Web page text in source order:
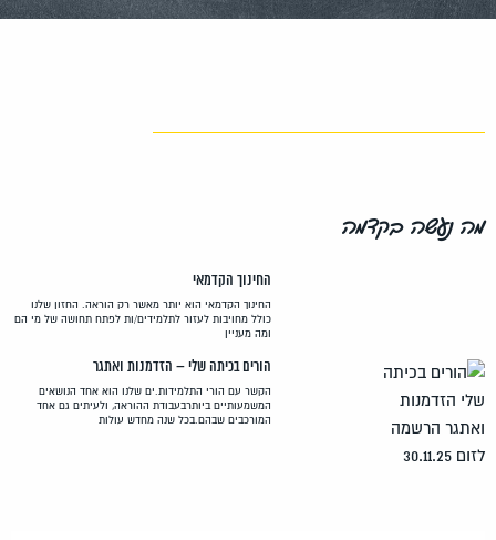
מה נעשה בקדמה
החינוך הקדמאי
החינוך הקדמאי הוא יותר מאשר רק הוראה. החזון שלנו
כולל מחויבות לעזור לתלמידים/ות לפתח תחושה של מי הם
ומה מעניין
הורים בכיתה שלי – הזדמנות ואתגר
הקשר עם הורי התלמידות.ים שלנו הוא אחד הנושאים
המשמעותיים ביותרבעבודת ההוראה, ולעיתים גם אחד
המורכבים שבהם.בכל שנה מחדש עולות